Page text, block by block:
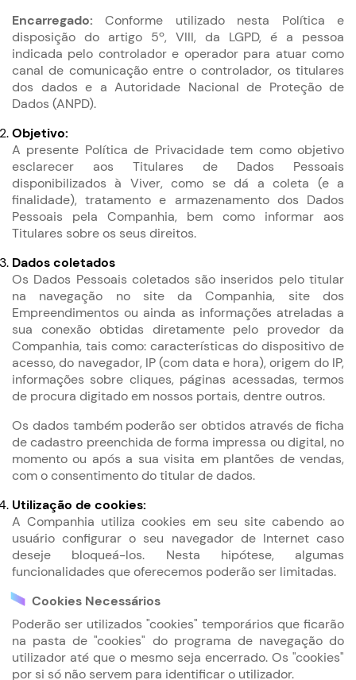
Encarregado: Conforme utilizado nesta Política e
disposição do artigo 5º, VIII, da LGPD, é a pessoa
indicada pelo controlador e operador para atuar como
canal de comunicação entre o controlador, os titulares
dos dados e a Autoridade Nacional de Proteção de
Dados (ANPD).
Objetivo:
A presente Política de Privacidade tem como objetivo
esclarecer aos Titulares de Dados Pessoais
disponibilizados à Viver, como se dá a coleta (e a
finalidade), tratamento e armazenamento dos Dados
Pessoais pela Companhia, bem como informar aos
Titulares sobre os seus direitos.
Dados coletados
Os Dados Pessoais coletados são inseridos pelo titular
na navegação no site da Companhia, site dos
Empreendimentos ou ainda as informações atreladas a
sua conexão obtidas diretamente pelo provedor da
Companhia, tais como: características do dispositivo de
acesso, do navegador, IP (com data e hora), origem do IP,
informações sobre cliques, páginas acessadas, termos
de procura digitado em nossos portais, dentre outros.
Os dados também poderão ser obtidos através de ficha
de cadastro preenchida de forma impressa ou digital, no
momento ou após a sua visita em plantões de vendas,
com o consentimento do titular de dados.
Utilização de cookies:
A Companhia utiliza cookies em seu site cabendo ao
usuário configurar o seu navegador de Internet caso
deseje bloqueá-los. Nesta hipótese, algumas
funcionalidades que oferecemos poderão ser limitadas.
Cookies Necessários
Poderão ser utilizados "cookies" temporários que ficarão
na pasta de "cookies" do programa de navegação do
utilizador até que o mesmo seja encerrado. Os "cookies"
por si só não servem para identificar o utilizador.